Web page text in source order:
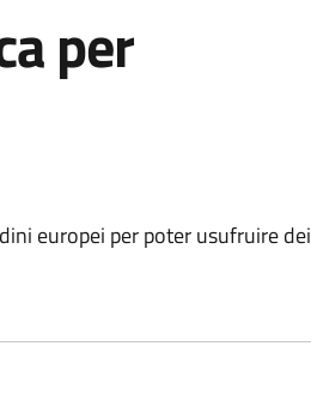
per
europei per poter usufruire dei